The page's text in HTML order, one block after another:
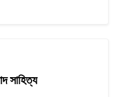
সাহিত্য